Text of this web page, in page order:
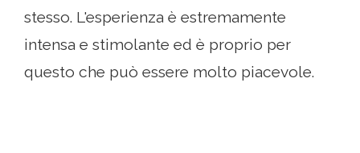
stesso. L'esperienza è estremamente
intensa e stimolante ed è proprio per
questo che può essere molto piacevole.